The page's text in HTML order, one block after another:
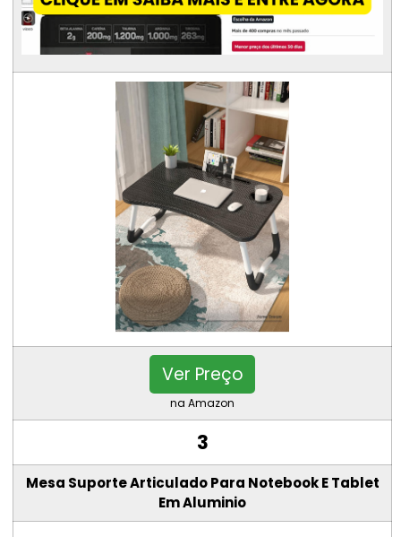
Ver Preço
na Amazon
3
Mesa Suporte Articulado Para Notebook E Tablet
Em Aluminio